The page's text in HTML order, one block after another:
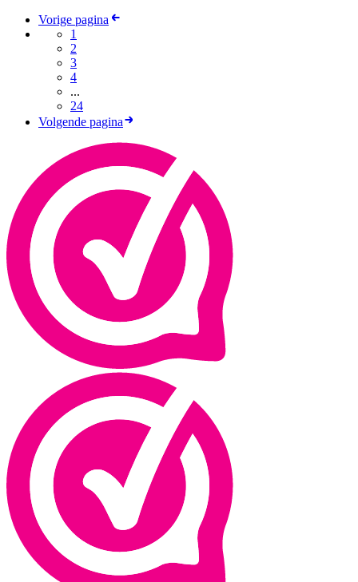
Vorige pagina
1
2
3
4
...
24
Volgende pagina